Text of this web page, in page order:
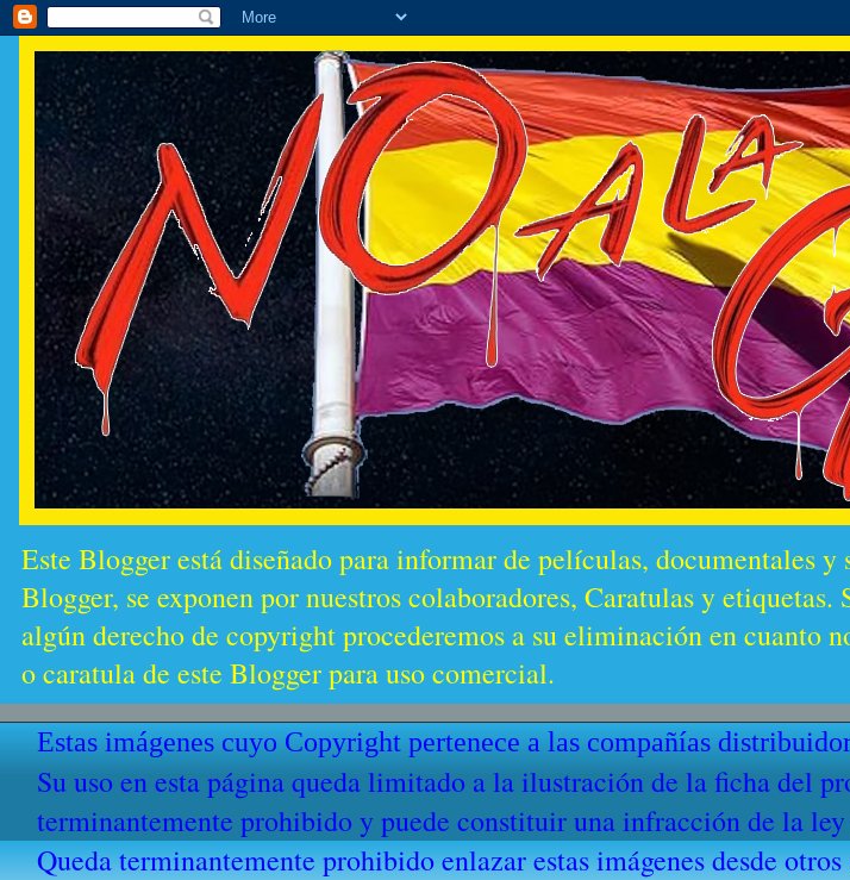
Este Blogger está diseñado para informar de películas, documentales
Blogger, se exponen por nuestros colaboradores, Caratulas y
algún derecho de copyright procederemos a su eliminación en cuanto
o caratula de este Blogger para uso comercial.
Estas imágenes cuyo Copyright pertenece a las compañías
Su uso en esta página queda limitado a la ilustración de la ficha del
terminantemente prohibido y puede constituir una infracción de la
Queda terminantemente prohibido enlazar estas imágenes desde